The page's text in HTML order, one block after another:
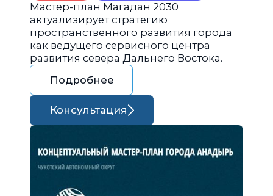
Мастер-план Магадан 2030
актуализирует стратегию
пространственного развития города
как ведущего сервисного центра
развития севера Дальнего Востока.
Подробнее
Консультация